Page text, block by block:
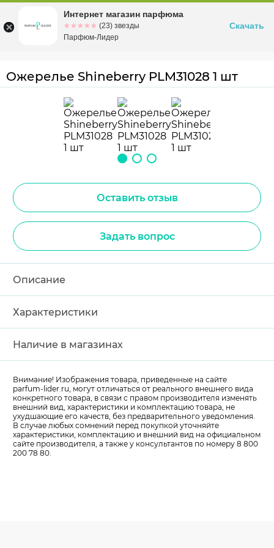
Омскул. Заозерная, 11, к. 1
Ожерелье Shineberry PLM31028 1 шт
Оставить отзыв
Задать вопрос
Описание
Характеристики
Наличие в магазинах
Внимание! Изображения товара, приведенные на сайте
parfum-lider.ru, могут отличаться от реального внешнего вида
конкретного товара, в связи с правом производителя изменять
внешний вид, характеристики и комплектацию товара, не
ухудшающие его качеств, без предварительного уведомления.
В случае любых сомнений перед покупкой уточняйте
характеристики, комплектацию и внешний вид на официальном
сайте производителя, а также у консультантов по номеру 8 800
200 78 80.
Интернет магазин парфюма
☆☆☆☆☆
★★★★★ (23) звезды
Парфюм-Лидер
Скачать